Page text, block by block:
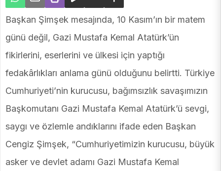
Başkan Şimşek mesajında, 10 Kasım’ın bir matem
günü değil, Gazi Mustafa Kemal Atatürk’ün
fikirlerini, eserlerini ve ülkesi için yaptığı
fedakârlıkları anlama günü olduğunu belirtti. Türkiye
Cumhuriyeti’nin kurucusu, bağımsızlık savaşımızın
Başkomutanı Gazi Mustafa Kemal Atatürk’ü sevgi,
saygı ve özlemle andıklarını ifade eden Başkan
Cengiz Şimşek, “Cumhuriyetimizin kurucusu, büyük
asker ve devlet adamı Gazi Mustafa Kemal